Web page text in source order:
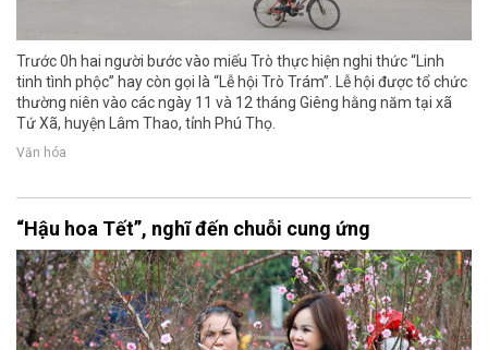
Trước 0h hai người bước vào miếu Trò thực hiện nghi thức “Linh
tinh tình phộc” hay còn gọi là “Lễ hội Trò Trám”. Lễ hội được tổ chức
thường niên vào các ngày 11 và 12 tháng Giêng hằng năm tại xã
Tứ Xã, huyện Lâm Thao, tỉnh Phú Thọ.
Văn hóa
“Hậu hoa Tết”, nghĩ đến chuỗi cung ứng